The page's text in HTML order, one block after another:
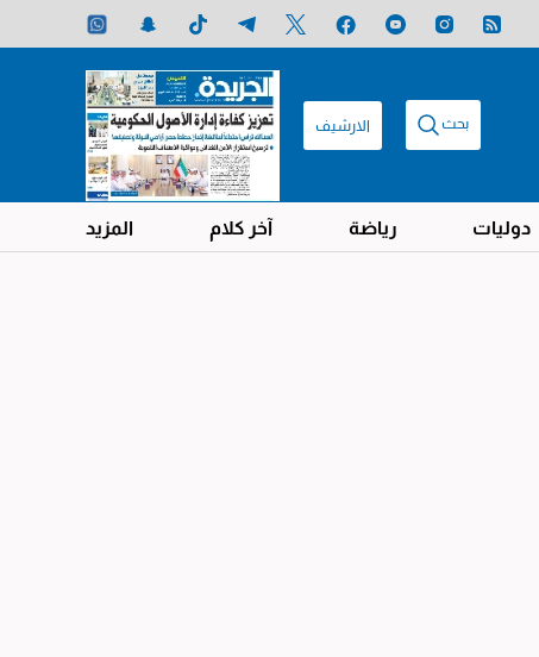
بحث الارشيف
دوليات رياضة آخر كلام المزيد